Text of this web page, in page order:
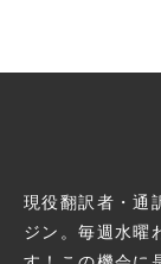
現役翻訳者・通
ジン。毎週水曜